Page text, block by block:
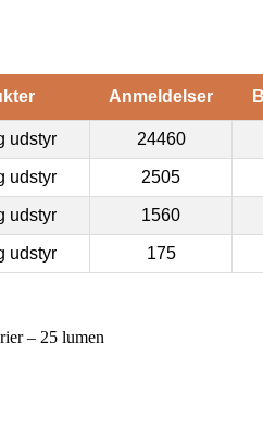
Anmeldelser
udstyr 24460
udstyr 2505
udstyr 1560
udstyr 175
– 25 lumen